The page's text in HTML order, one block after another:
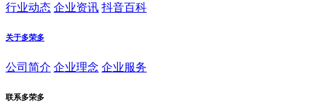
行业动态 企业资讯 抖音百科
关于多荣多
公司简介 企业理念 企业服务
联系多荣多